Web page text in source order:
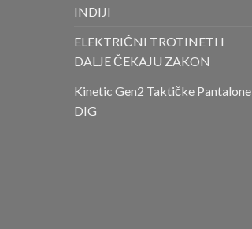
INDIJI
ELEKTRIČNI TROTINETI I
DALJE ČEKAJU ZAKON
Kinetic Gen2 Taktičke Pantalone
DIG